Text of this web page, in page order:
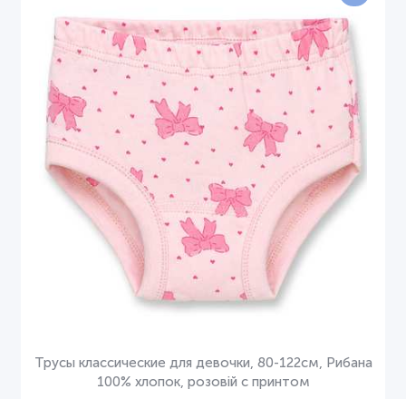
Трусы классические для девочки, 80-122см, Рибана
100% хлопок, розовій с принтом